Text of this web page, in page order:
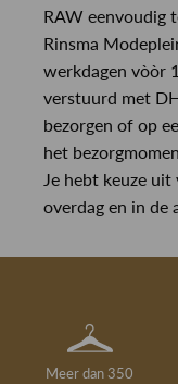
RAW eenvoudig
Rinsma
werkdagen vòòr
verstuurd met
bezorgen of op
het
Je hebt keuze
overdag en in de
Meer dan 350